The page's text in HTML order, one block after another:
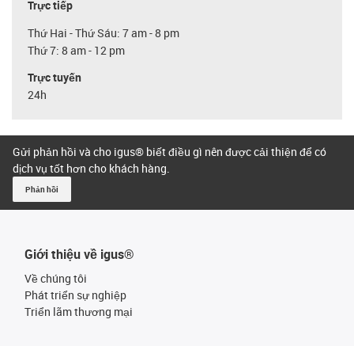
Trực tiếp
Thứ Hai - Thứ Sáu: 7 am - 8 pm
Thứ 7: 8 am - 12 pm
Trực tuyến
24h
Gửi phản hồi và cho igus® biết điều gì nên được cải thiện để có
dịch vụ tốt hơn cho khách hàng.
Phản hồi
Giới thiệu về igus®
Về chúng tôi
Phát triển sự nghiệp
Triển lãm thương mại